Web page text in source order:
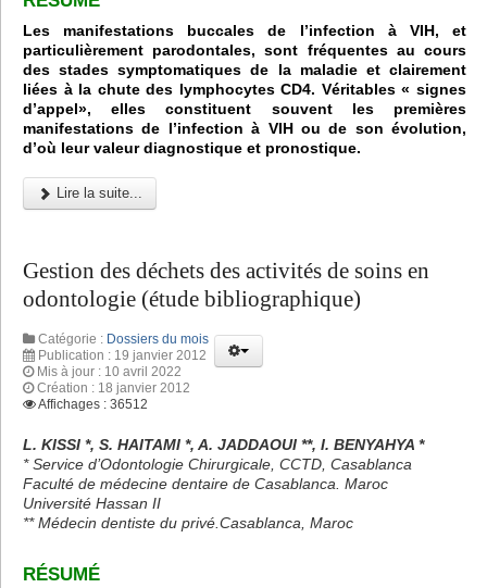
Les manifestations buccales de l’infection à VIH, et
particulièrement parodontales, sont fréquentes au cours
des stades symptomatiques de la maladie et clairement
liées à la chute des lymphocytes CD4. Véritables « signes
d’appel», elles constituent souvent les premières
manifestations de l’infection à VIH ou de son évolution,
d’où leur valeur diagnostique et pronostique.
Lire la suite...
Gestion des déchets des activités de soins en
odontologie (étude bibliographique)
Catégorie : Dossiers du mois
Publication : 19 janvier 2012
Mis à jour : 10 avril 2022
Création : 18 janvier 2012
Affichages : 36512
L. KISSI *, S. HAITAMI *, A. JADDAOUI **, I. BENYAHYA *
* Service d’Odontologie Chirurgicale, CCTD, Casablanca
Faculté de médecine dentaire de Casablanca. Maroc
Université Hassan II
** Médecin dentiste du privé.Casablanca, Maroc
RÉSUMÉ